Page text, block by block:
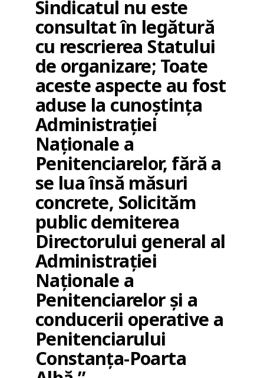
Sindicatul nu este
consultat în legătură
cu rescrierea Statului
de organizare; Toate
aceste aspecte au fost
aduse la cunoștința
Administrației
Naționale a
Penitenciarelor, fără a
se lua însă măsuri
concrete, Solicităm
public demiterea
Directorului general al
Administrației
Naționale a
Penitenciarelor și a
conducerii operative a
Penitenciarului
Constanța-Poarta